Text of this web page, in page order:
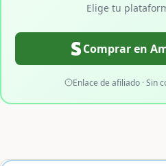
Elige tu
Comprar en
Enlace de afiliado · Sin